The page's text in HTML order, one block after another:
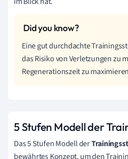
Eine gut durchdachte
das Risiko von Verletzungen zu
Regenerationszeit zu
5 Stufen Modell der
Das 5 Stufen Modell der
bewährtes Konzept, um den